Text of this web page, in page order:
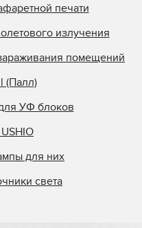
печати
излучения
помещений
(Палл)
УФ блоков
для них
света